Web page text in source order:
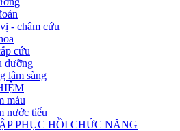
- châm cứu
cứu
dưỡng
lâm sàng
máu
nước tiểu
PHỤC HỒI CHỨC NĂNG